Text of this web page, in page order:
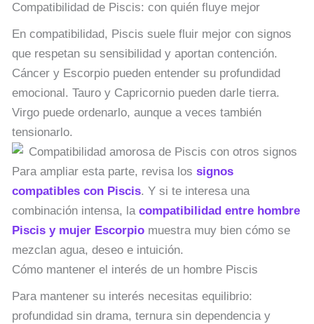
Compatibilidad de Piscis: con quién fluye mejor
En compatibilidad, Piscis suele fluir mejor con signos
que respetan su sensibilidad y aportan contención.
Cáncer y Escorpio pueden entender su profundidad
emocional. Tauro y Capricornio pueden darle tierra.
Virgo puede ordenarlo, aunque a veces también
tensionarlo.
Para ampliar esta parte, revisa los signos
compatibles con Piscis. Y si te interesa una
combinación intensa, la compatibilidad entre hombre
Piscis y mujer Escorpio muestra muy bien cómo se
mezclan agua, deseo e intuición.
Cómo mantener el interés de un hombre Piscis
Para mantener su interés necesitas equilibrio:
profundidad sin drama, ternura sin dependencia y